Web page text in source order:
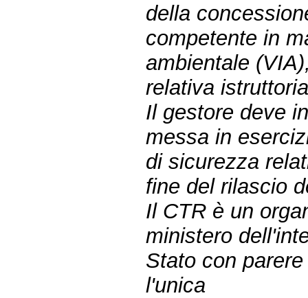
della
competente in
ambientale
relativa
Il gestore deve
messa in
di sicurezza
fine del rilascio
Il CTR è un
ministero
Stato con
l'unica